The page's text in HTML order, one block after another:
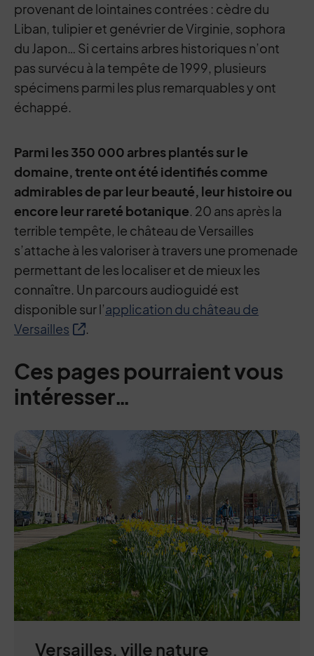
provenant de lointaines contrées : cèdre du
Liban, tulipier et genévrier de Virginie, sophora
du Japon… Si certains arbres historiques n’ont
pas survécu à la tempête de 1999, plusieurs
spécimens parmi les plus remarquables y ont
échappé.
Parmi les 350 000 arbres plantés sur le
domaine, trente ont été identifiés comme
admirables de par leur beauté, leur histoire ou
encore leur rareté botanique. 20 ans après la
terrible tempête, le château de Versailles
s’attache à les valoriser à travers une promenade
permettant de les localiser et de mieux les
connaître. Un parcours audioguidé est
disponible sur l’application du château de
Versailles
.
Ces pages pourraient vous
intéresser…
0 : colonne centrale + page sommaire
Versailles, ville nature